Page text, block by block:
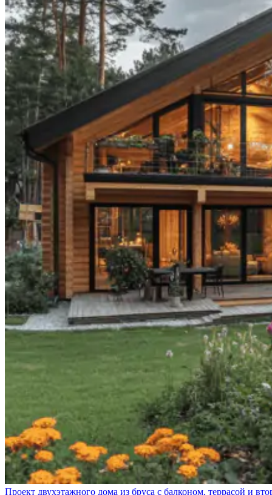
Проект двухэтажного дома из бруса с балконом, террасой и